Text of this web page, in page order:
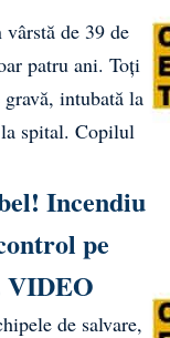
de 39 de
patru ani. Toți
intubată la
spital. Copilul
Incendiu
pe
VIDEO
de salvare,